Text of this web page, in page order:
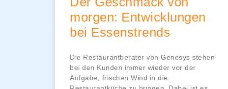
morgen: Entwicklungen
bei Essenstrends
Die Restaurantberater von Genesys stehen
bei den Kunden immer wieder vor der
Aufgabe, frischen Wind in die